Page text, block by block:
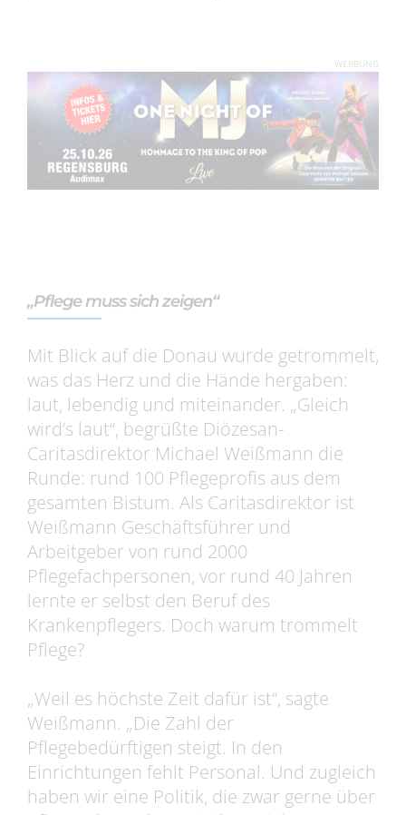
WERBUNG
„Pflege muss sich zeigen“
Mit Blick auf die Donau wurde getrommelt,
was das Herz und die Hände hergaben:
laut, lebendig und miteinander. „Gleich
wird’s laut“, begrüßte Diözesan-
Caritasdirektor Michael Weißmann die
Runde: rund 100 Pflegeprofis aus dem
gesamten Bistum. Als Caritasdirektor ist
Weißmann Geschäftsführer und
Arbeitgeber von rund 2000
Pflegefachpersonen, vor rund 40 Jahren
lernte er selbst den Beruf des
Krankenpflegers. Doch warum trommelt
Pflege?
„Weil es höchste Zeit dafür ist“, sagte
Weißmann. „Die Zahl der
Pflegebedürftigen steigt. In den
Einrichtungen fehlt Personal. Und zugleich
haben wir eine Politik, die zwar gerne über